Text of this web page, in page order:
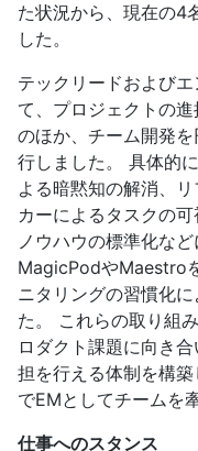
た状況から、現在の4
した。
テックリードおよび
て、プロジェクトの
のほか、チーム開発
行しました。 具体的
よる暗黙知の解消、
カーによるタスクの
ノウハウの標準化な
MagicPodやMaestro
ニタリングの習慣化
た。 これらの取り組
ロダクト課題に向き
担を行える体制を構
でEMとしてチームを
仕事へのスタンス